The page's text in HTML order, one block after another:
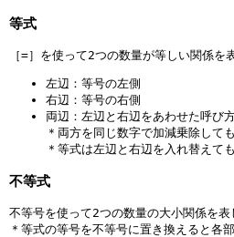
等式
［=］を使って2つの数量が等しい関係を
左辺：等号の左側
右辺：等号の右側
両辺：左辺と右辺をあわせた呼び
＊両方を同じ数字で加減乗除して
＊等式は左辺と右辺を入れ替えて
不等式
不等号を使って2つの数量の大小関係を表
＊等式の等号を不等号に置き換えると各